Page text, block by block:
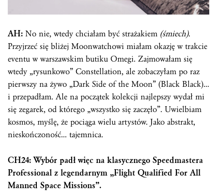
AH: No nie, wtedy chciałam być strażakiem (śmiech).
Przyjrzeć się bliżej Moonwatchowi miałam okazję w trakcie
eventu w warszawskim butiku Omegi. Zajmowałam się
wtedy „rysunkowo” Constellation, ale zobaczyłam po raz
pierwszy na żywo „Dark Side of the Moon” (Black Black)…
i przepadłam. Ale na początek kolekcji najlepszy wydał mi
się zegarek, od którego „wszystko się zaczęło”. Uwielbiam
kosmos, myślę, że pociąga wielu artystów. Jako abstrakt,
nieskończoność… tajemnica.
CH24: Wybór padł więc na klasycznego Speedmastera
Professional z legendarnym „Flight Qualified For All
Manned Space Missions”.